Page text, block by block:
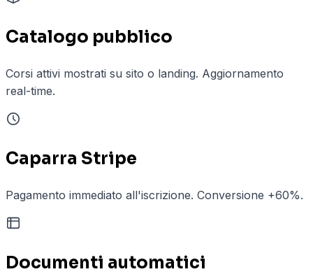
Catalogo pubblico
Corsi attivi mostrati su sito o landing. Aggiornamento
real-time.
Caparra Stripe
Pagamento immediato all'iscrizione. Conversione +60%.
Documenti automatici